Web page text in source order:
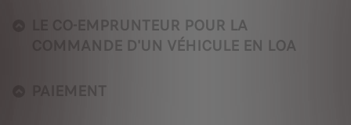
LE CO-EMPRUNTEUR POUR LA
COMMANDE D'UN VÉHICULE EN LOA
PAIEMENT